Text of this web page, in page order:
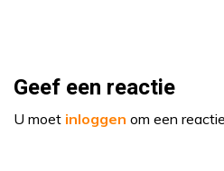
Geef een reactie
U moet inloggen om een